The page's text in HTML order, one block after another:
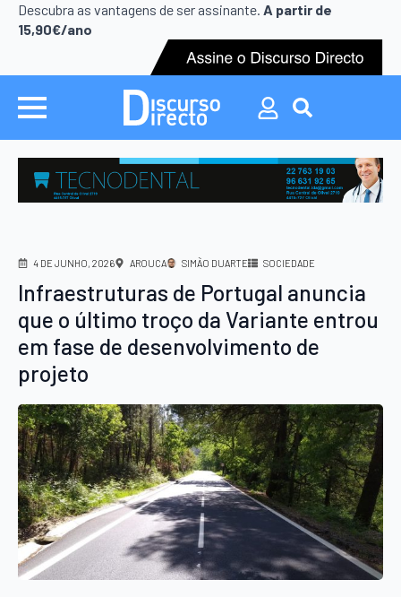
Descubra as vantagens de ser assinante. A partir de
15,90€/ano
Search
for:
Search
4 DE JUNHO, 2026 AROUCA SIMÃO DUARTE SOCIEDADE
Infraestruturas de Portugal anuncia
que o último troço da Variante entrou
em fase de desenvolvimento de
projeto